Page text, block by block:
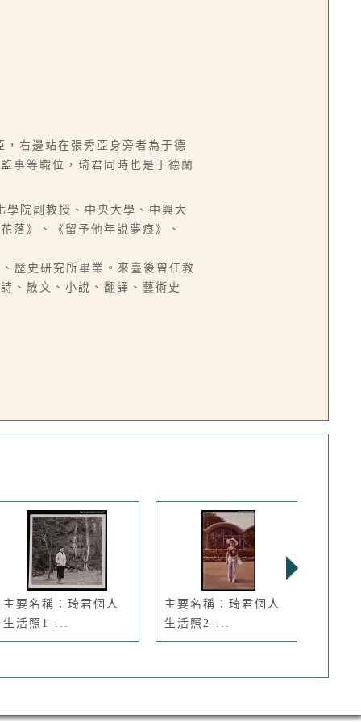
右邊站在張秀亞身旁者為于德
事等職位，琦君同時也是于德蘭
院副教授、中央大學、中興大
落》、《留予他年說夢痕》、
歷史研究所畢業。來臺後曾任教
、散文、小說、翻譯、藝術史
主要名稱：琦君個人
生活照1-...
主要名稱：琦君個人
生活照2-...